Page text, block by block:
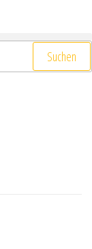
Suchen